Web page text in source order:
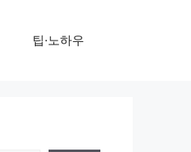
팁·노하우